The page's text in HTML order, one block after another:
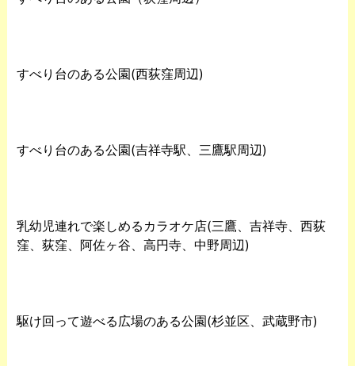
すべり台のある公園(西荻窪周辺)
すべり台のある公園(吉祥寺駅、三鷹駅周辺)
乳幼児連れで楽しめるカラオケ店(三鷹、吉祥寺、西荻
窪、荻窪、阿佐ヶ谷、高円寺、中野周辺)
駆け回って遊べる広場のある公園(杉並区、武蔵野市)